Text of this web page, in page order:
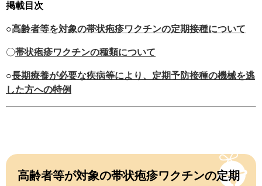
掲載目次
○高齢者等を対象の帯状疱疹ワクチンの定期接種について
〇帯状疱疹ワクチンの種類について
○長期療養が必要な疾病等により、定期予防接種の機械を逃
した方への特例
高齢者等が対象の帯状疱疹ワクチンの定期